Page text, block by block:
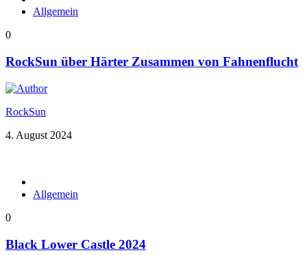
Allgemein
0
RockSun über Härter Zusammen von Fahnenflucht
RockSun
4. August 2024
Allgemein
0
Black Lower Castle 2024